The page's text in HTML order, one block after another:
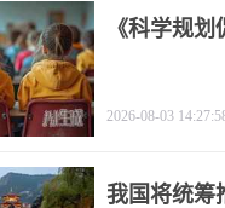
《科学规
2026-08-03
我国将统筹